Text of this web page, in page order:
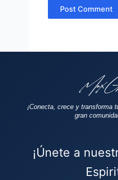
¡Conecta, crece y transforma
gran
¡Únete a